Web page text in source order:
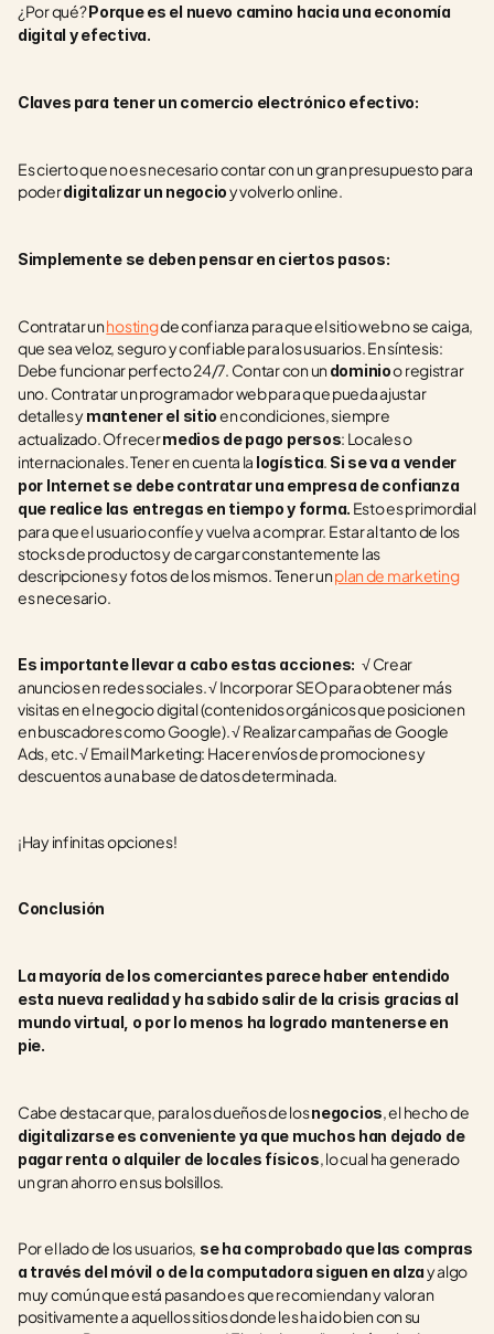
¿Por qué? Porque es el nuevo camino hacia una economía
digital y efectiva.
Claves para tener un comercio electrónico efectivo:
Es cierto que no es necesario contar con un gran presupuesto para
poder digitalizar un negocio y volverlo online.
Simplemente se deben pensar en ciertos pasos:
Contratar un hosting de confianza para que el sitio web no se caiga,
que sea veloz, seguro y confiable para los usuarios. En síntesis:
Debe funcionar perfecto 24/7. Contar con un dominio o registrar
uno. Contratar un programador web para que pueda ajustar
detalles y mantener el sitio en condiciones, siempre
actualizado. Ofrecer medios de pago persos: Locales o
internacionales. Tener en cuenta la logística. Si se va a vender
por Internet se debe contratar una empresa de confianza
que realice las entregas en tiempo y forma. Esto es primordial
para que el usuario confíe y vuelva a comprar. Estar al tanto de los
stocks de productos y de cargar constantemente las
descripciones y fotos de los mismos. Tener un plan de marketing
es necesario.
Es importante llevar a cabo estas acciones: √ Crear
anuncios en redes sociales. √ Incorporar SEO para obtener más
visitas en el negocio digital (contenidos orgánicos que posicionen
en buscadores como Google). √ Realizar campañas de Google
Ads, etc. √ Email Marketing: Hacer envíos de promociones y
descuentos a una base de datos determinada.
¡Hay infinitas opciones!
Conclusión
La mayoría de los comerciantes parece haber entendido
esta nueva realidad y ha sabido salir de la crisis gracias al
mundo virtual, o por lo menos ha logrado mantenerse en
pie.
Cabe destacar que, para los dueños de los negocios
digitalizarse es conveniente ya que muchos han dejado de
pagar renta o alquiler de locales físicos, lo cual ha generado
un gran ahorro en sus bolsillos.
Por el lado de los usuarios, se ha comprobado que las compras
a través del móvil o de la computadora siguen en alza y algo
muy común que está pasando es que recomiendan y valoran
positivamente a aquellos sitios donde les ha ido bien con su